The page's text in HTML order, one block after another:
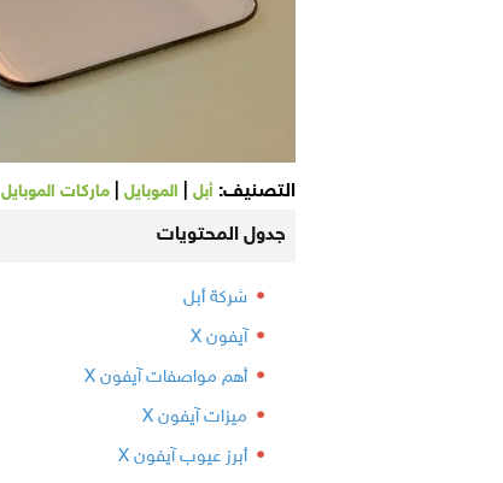
التصنيف: أبل الموبايل ماركات الموبايل
جدول المحتويات
شركة أبل
آيفون X
أهم مواصفات آيفون X
ميزات آيفون X
أبرز عيوب آيفون X